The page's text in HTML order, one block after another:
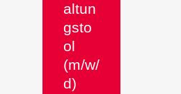
altun
gsto
ol
(m/w/
d)